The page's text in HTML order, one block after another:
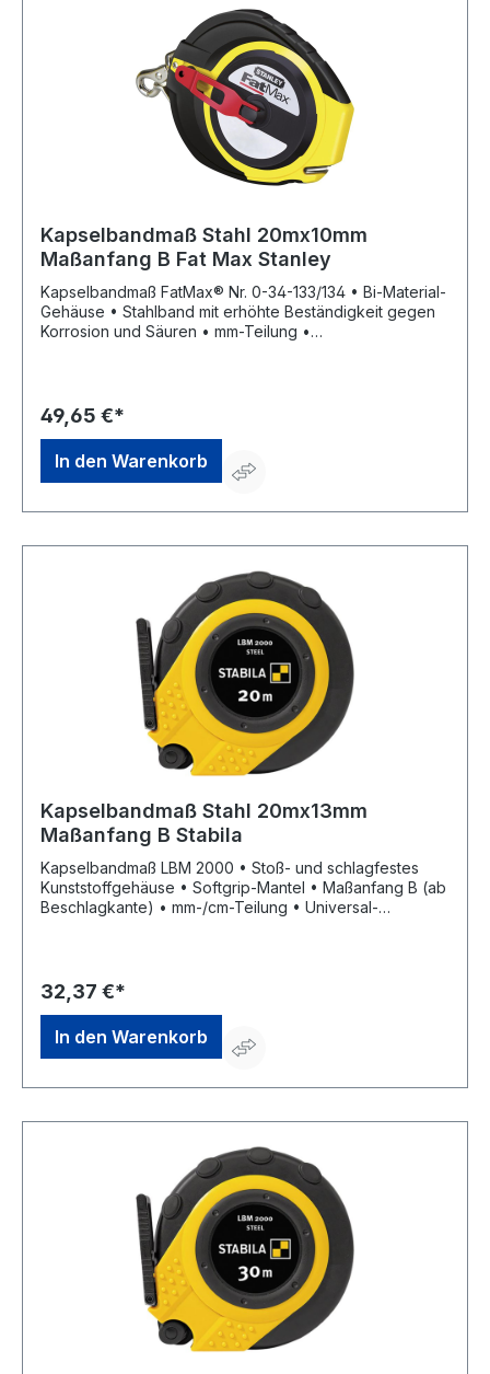
Kapselbandmaß Stahl 20mx10mm
Maßanfang B Fat Max Stanley
Kapselbandmaß FatMax® Nr. 0-34-133/134 • Bi-Material-
Gehäuse • Stahlband mit erhöhte Beständigkeit gegen
Korrosion und Säuren • mm-Teilung •
49,65 €*
In den Warenkorb
Kapselbandmaß Stahl 20mx13mm
Maßanfang B Stabila
Kapselbandmaß LBM 2000 • Stoß- und schlagfestes
Kunststoffgehäuse • Softgrip-Mantel • Maßanfang B (ab
Beschlagkante) • mm-/cm-Teilung • Universal-
32,37 €*
In den Warenkorb